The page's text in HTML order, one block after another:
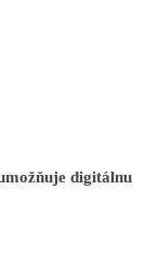
digitálnu